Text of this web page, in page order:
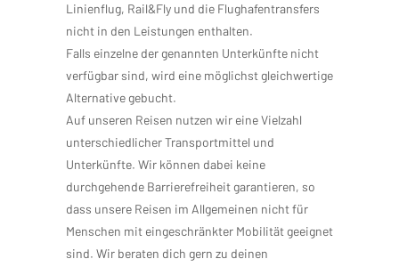
Linienflug, Rail&Fly und die Flughafentransfers
nicht in den Leistungen enthalten.
Falls einzelne der genannten Unterkünfte nicht
verfügbar sind, wird eine möglichst gleichwertige
Alternative gebucht.
Auf unseren Reisen nutzen wir eine Vielzahl
unterschiedlicher Transportmittel und
Unterkünfte. Wir können dabei keine
durchgehende Barrierefreiheit garantieren, so
dass unsere Reisen im Allgemeinen nicht für
Menschen mit eingeschränkter Mobilität geeignet
sind. Wir beraten dich gern zu deinen